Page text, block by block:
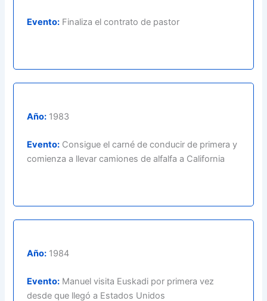
Evento: Finaliza el contrato de pastor
Año: 1983
Evento: Consigue el carné de conducir de primera y
comienza a llevar camiones de alfalfa a California
Año: 1984
Evento: Manuel visita Euskadi por primera vez
desde que llegó a Estados Unidos